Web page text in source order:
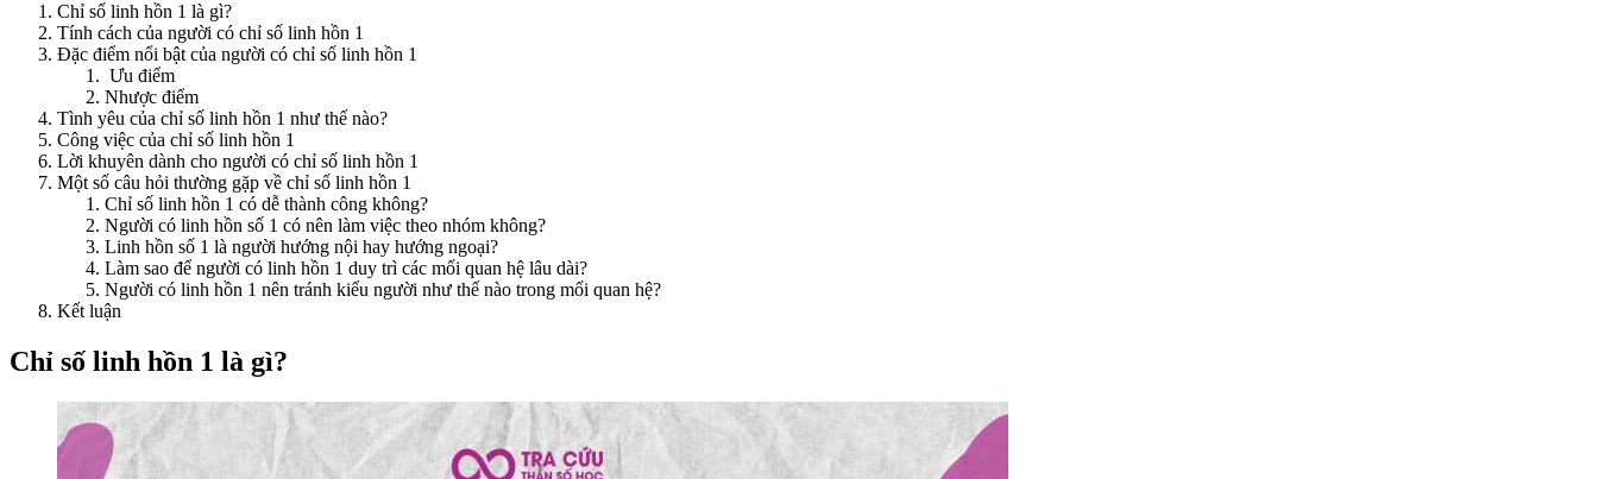
Chỉ số linh hồn 1 là gì?
Tính cách của người có chỉ số linh hồn 1
Đặc điểm nổi bật của người có chỉ số linh hồn 1
Ưu điểm
Nhược điểm
Tình yêu của chỉ số linh hồn 1 như thế nào?
Công việc của chỉ số linh hồn 1
Lời khuyên dành cho người có chỉ số linh hồn 1
Một số câu hỏi thường gặp về chỉ số linh hồn 1
Chỉ số linh hồn 1 có dễ thành công không?
Người có linh hồn số 1 có nên làm việc theo nhóm không?
Linh hồn số 1 là người hướng nội hay hướng ngoại?
Làm sao để người có linh hồn 1 duy trì các mối quan hệ lâu dài?
Người có linh hồn 1 nên tránh kiểu người như thế nào trong mối quan hệ?
Kết luận
Chỉ số linh hồn 1 là gì?